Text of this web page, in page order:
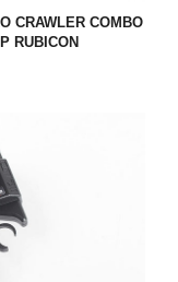
CRAWLER COMBO
RUBICON